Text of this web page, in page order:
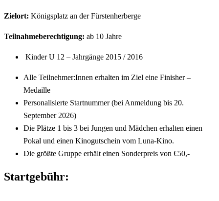
Zielort: Königsplatz an der Fürstenherberge
Teilnahmeberechtigung: ab 10 Jahre
Kinder U 12 – Jahrgänge 2015 / 2016
Alle Teilnehmer:Innen erhalten im Ziel eine Finisher –
Medaille
Personalisierte Startnummer (bei Anmeldung bis 20.
September 2026)
Die Plätze 1 bis 3 bei Jungen und Mädchen erhalten einen
Pokal und einen Kinogutschein vom Luna-Kino.
Die größte Gruppe erhält einen Sonderpreis von €50,-
Startgebühr: